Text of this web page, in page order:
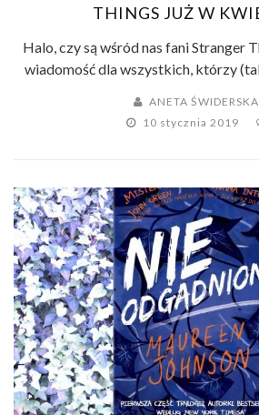
THINGS JUŻ W
Halo, czy są wśród nas fani Stranger
wiadomość dla wszystkich, którzy
ANETA ŚWIDERSKA
10 stycznia 2019